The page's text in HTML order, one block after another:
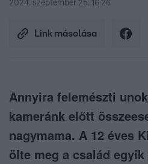
2024. szeptember 25. 16:26
Link másolása
Annyira felemészti
kameránk előtt
nagymama. A 12 éves
ölte meg a család